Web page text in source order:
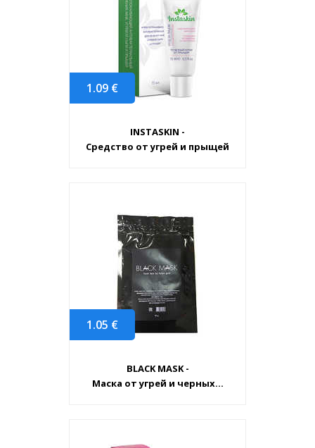
1.09 €
INSTASKIN -
Средство от угрей и прыщей
1.05 €
BLACK MASK -
Маска от угрей и черных...